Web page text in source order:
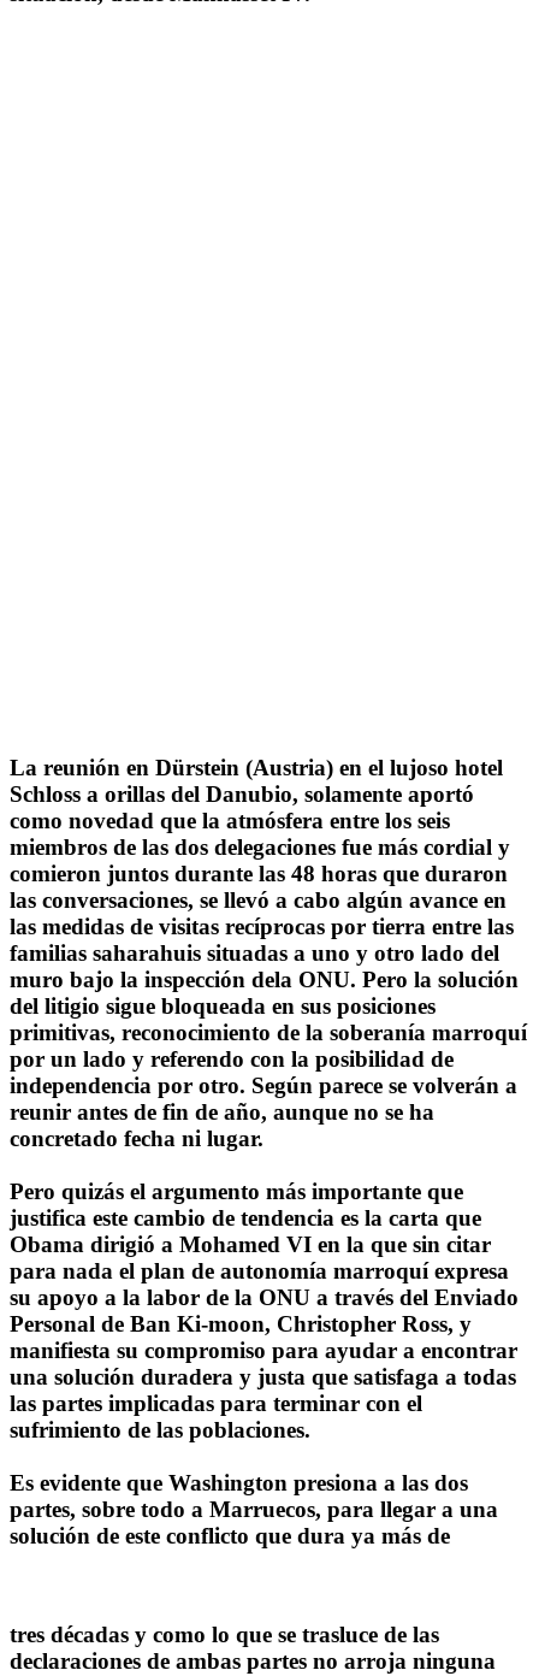
La reunión en Dürstein (Austria) en el lujoso hotel
Schloss a orillas del Danubio, solamente aportó
como novedad que la atmósfera entre los seis
miembros de las dos delegaciones fue más cordial y
comieron juntos durante las 48 horas que duraron
las conversaciones, se llevó a cabo algún avance en
las medidas de visitas recíprocas por tierra entre las
familias saharahuis situadas a uno y otro lado del
muro bajo la inspección dela ONU. Pero la solución
del litigio sigue bloqueada en sus posiciones
primitivas, reconocimiento de la soberanía marroquí
por un lado y referendo con la posibilidad de
independencia por otro. Según parece se volverán a
reunir antes de fin de año, aunque no se ha
concretado fecha ni lugar.
Pero quizás el argumento más importante que
justifica este cambio de tendencia es la carta que
Obama dirigió a Mohamed VI en la que sin citar
para nada el plan de autonomía marroquí expresa
su apoyo a la labor de la ONU a través del Enviado
Personal de Ban Ki-moon, Christopher Ross, y
manifiesta su compromiso para ayudar a encontrar
una solución duradera y justa que satisfaga a todas
las partes implicadas para terminar con el
sufrimiento de las poblaciones.
Es evidente que Washington presiona a las dos
partes, sobre todo a Marruecos, para llegar a una
solución de este conflicto que dura ya más de
tres décadas y como lo que se trasluce de las
declaraciones de ambas partes no arroja ninguna